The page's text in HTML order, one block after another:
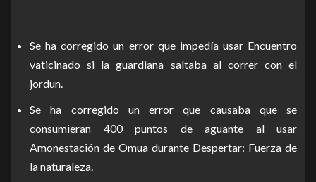
Se ha corregido un error que impedía usar Encuentro
vaticinado si la guardiana saltaba al correr con el
jordun.
Se ha corregido un error que causaba que se
consumieran 400 puntos de aguante al usar
Amonestación de Omua durante Despertar: Fuerza de
la naturaleza.